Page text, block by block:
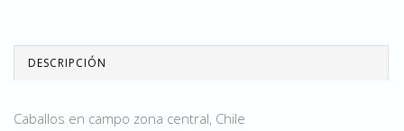
DESCRIPCIÓN
Caballos en campo zona central, Chile